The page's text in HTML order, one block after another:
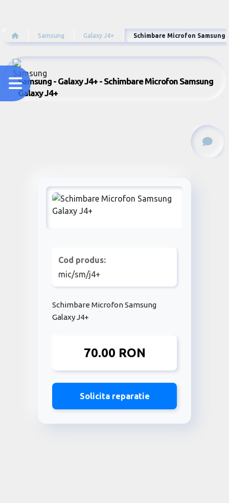
Samsung Galaxy J4+ Schimbare Microfon Samsung
Samsung - Galaxy J4+ - Schimbare Microfon Samsung
Galaxy J4+
Cod produs:
mic/sm/j4+
Schimbare Microfon Samsung
Galaxy J4+
70.00 RON
Solicita reparatie